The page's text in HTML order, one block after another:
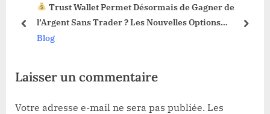
o
:
Trust Wallet Permet Désormais de Gagner de
l’Argent Sans Trader ? Les Nouvelles Options
Dévoilées !
Blog
prev next
Laisser un commentaire
Votre adresse e-mail ne sera pas publiée. Les